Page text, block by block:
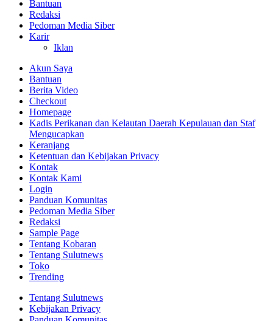
Bantuan
Redaksi
Pedoman Media Siber
Karir
Iklan
Akun Saya
Bantuan
Berita Video
Checkout
Homepage
Kadis Perikanan dan Kelautan Daerah Kepulauan dan Staf
Mengucapkan
Keranjang
Ketentuan dan Kebijakan Privacy
Kontak
Kontak Kami
Login
Panduan Komunitas
Pedoman Media Siber
Redaksi
Sample Page
Tentang Kobaran
Tentang Sulutnews
Toko
Trending
Tentang Sulutnews
Kebijakan Privacy